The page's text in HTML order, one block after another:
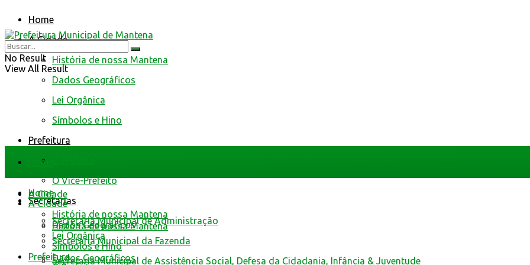
Home
A Cidade
História de nossa Mantena
Dados Geográficos
Lei Orgânica
Símbolos e Hino
Prefeitura
O Vice-Prefeito
Secretarias
Secretaria Municipal de Administração
Secretaria Municipal da Fazenda
Secretaria Municipal de Assistência Social, Defesa da Cidadania, Infância & Juventude
No Result
View All Result
Home
A Cidade
História de nossa Mantena
Dados Geográficos
Home
A Cidade
História de nossa Mantena
Dados Geográficos
Lei Orgânica
Símbolos e Hino
Prefeitura